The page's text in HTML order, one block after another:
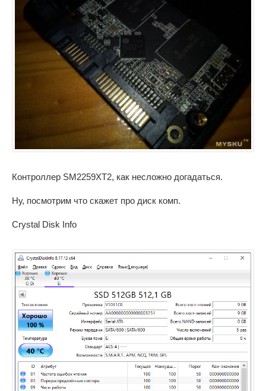
Контроллер SM2259XT2, как несложно догадаться.
Ну, посмотрим что скажет про диск комп.
Crystal Disk Info